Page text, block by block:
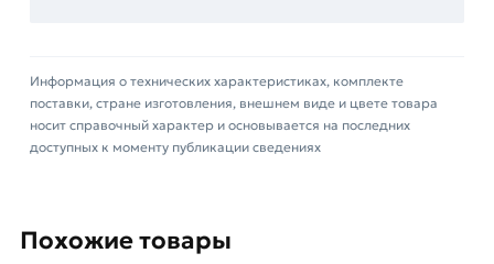
заказ и свяжутся с Вами для согласования
условий доставки или самовывоза.
товарa в течение 14 дней (наличие чека
Информация о технических характеристиках, комплекте
поставки, стране изготовления, внешнем виде и цвете товара
носит справочный характер и основывается на последних
доступных к моменту публикации сведениях
Похожие товары